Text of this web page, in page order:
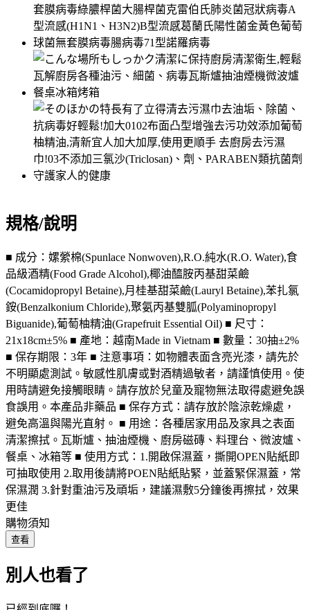
規格/說明
■ 成分：嫘縈棉(Spunlace Nonwoven),R.O.純水(R.O. Water),食
品級酒精(Food Grade Alcohol),椰油醯胺丙基甜菜鹼
(Cocamidopropyl Betaine),月桂基甜菜鹼(Lauryl Betaine),苯扎氯
銨(Benzalkonium Chloride),聚氨丙基雙胍(Polyaminopropyl
Biguanide),葡萄柚精油(Grapefruit Essential Oil) ■ 尺寸：
21x18cm±5% ■ 產地：越南Made in Vietnam ■ 數量：30抽±2%
■ 保存期限：3年 ■ 注意事項：如物體表面含亮光漆，請先於
不明顯處測試。敏感性肌膚或對酒精過敏者，請謹慎使用。使
用時請避免接觸眼睛。請存放於兒童及寵物無法取得處避免誤
食誤用。本產品非藥品 ■ 保存方式：請存放於陰涼乾燥處，
避免高溫與陽光直射。 ■ 用途：各種居家用品及家具之表面
清潔擦拭。瓦斯爐、抽油煙機、廚房磁磚、料理台、微波爐、
餐桌、冰箱等 ■ 使用方式：1.開啟保濕蓋，撕開OPEN貼紙即
可抽取使用 2.取用後請將POEN貼紙貼緊，並蓋緊保濕蓋，常
保濕潤 3.針對重油污及頑垢，建議濕敷5分鐘後再擦拭，效果
更佳
購物須知
查看
別人也看了